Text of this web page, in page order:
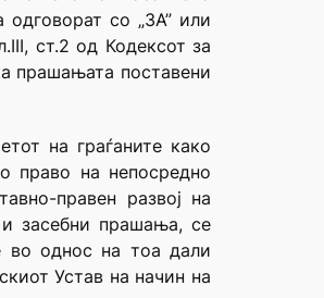
со „ЗА” или
ст.2 од Кодексот за
прашањата поставени
на граѓаните како
право на непосредно
правен развој на
засебни прашања, се
во однос на тоа дали
Устав на начин на